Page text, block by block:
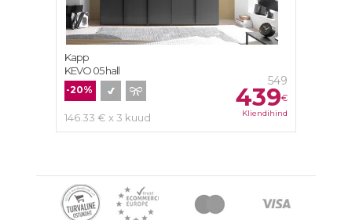
549
439€
Kliendihind
-20%
146.33 € x 3 kuud
Kapp
KEVO 05 hall